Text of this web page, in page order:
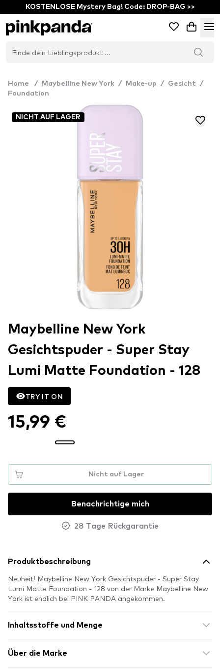
KOSTENLOSE Mystery Bag! Code: DROP-BAG >>
Home / Maybelline New York / Make-up / Gesicht
/
Foundation
NICHT AUF LAGER
Maybelline New York
Gesichtspuder - Super Stay
Lumi Matte Foundation - 128
TRY IT ON
15,99 €
Nicht auf Lager
Benachrichtige mich
28 Tage Rückgarantie
Produktbeschreibung
Neuheit! Maybelline New York Gesichtspuder - Super Stay
Lumi Matte Foundation - 128 von der Marke Maybelline New
York ist endlich bei PINK PANDA angekommen.
Inhaltsstoffe und Menge
Über die Marke